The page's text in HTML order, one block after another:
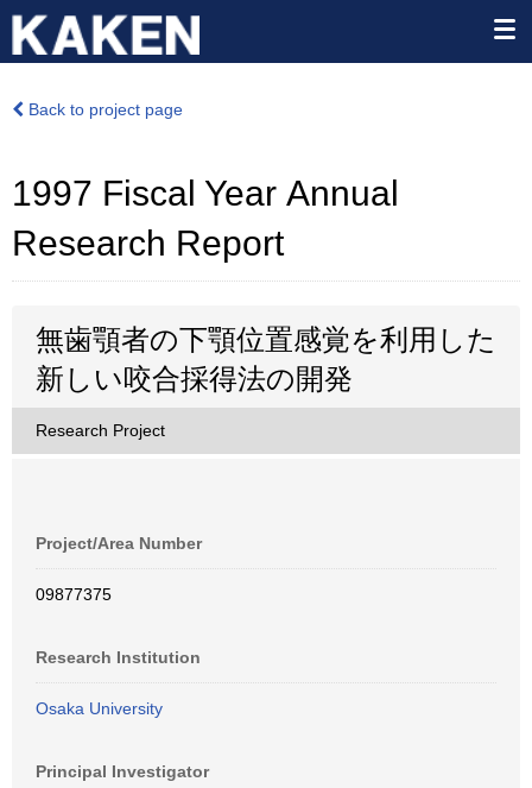
Back to project page
1997 Fiscal Year Annual
Research Report
無歯顎者の下顎位置感覚を利用した
新しい咬合採得法の開発
Research Project
Project/Area Number
09877375
Research Institution
Osaka University
Principal Investigator